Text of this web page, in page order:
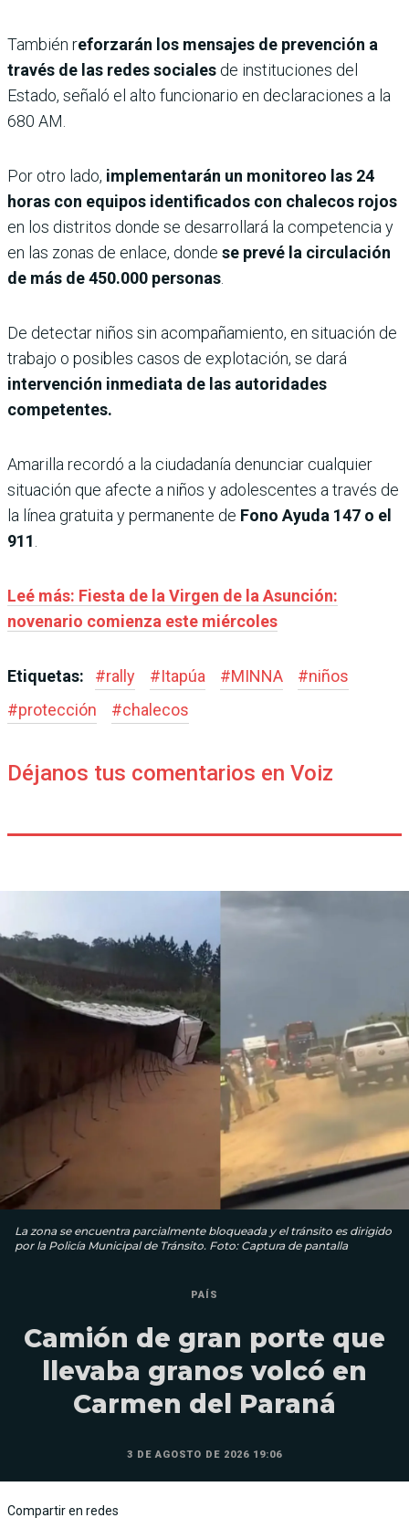
También reforzarán los mensajes de prevención a
través de las redes sociales de instituciones del
Estado, señaló el alto funcionario en declaraciones a la
680 AM.
Por otro lado, implementarán un monitoreo las 24
horas con equipos identificados con chalecos rojos
en los distritos donde se desarrollará la competencia y
en las zonas de enlace, donde se prevé la circulación
de más de 450.000 personas
De detectar niños sin acompañamiento, en situación de
trabajo o posibles casos de explotación, se dará
intervención inmediata de las autoridades
competentes.
Amarilla recordó a la ciudadanía denunciar cualquier
situación que afecte a niños y adolescentes a través de
la línea gratuita y permanente de Fono Ayuda 147 o el
911
Leé más: Fiesta de la Virgen de la Asunción:
novenario comienza este miércoles
Etiquetas: #rally #Itapúa #MINNA #niños
#protección #chalecos
Déjanos tus comentarios en Voiz
La zona se encuentra parcialmente bloqueada y el tránsito es dirigido
por la Policía Municipal de Tránsito. Foto: Captura de pantalla
PAÍS
Camión de gran porte que
llevaba granos volcó en
Carmen del Paraná
3 DE AGOSTO DE 2026 19:06
Compartir en redes